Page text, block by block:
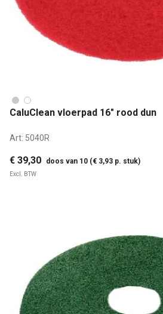
CaluClean vloerpad 16" rood dun
Art: 5040R
€ 39,30 doos van 10 (€ 3,93 p. stuk)
Excl. BTW